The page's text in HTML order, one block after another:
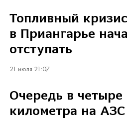
Топливный кризис
в Приангарье
отступать
21 июля 21:07
Очередь в четыре
километра на АЗС